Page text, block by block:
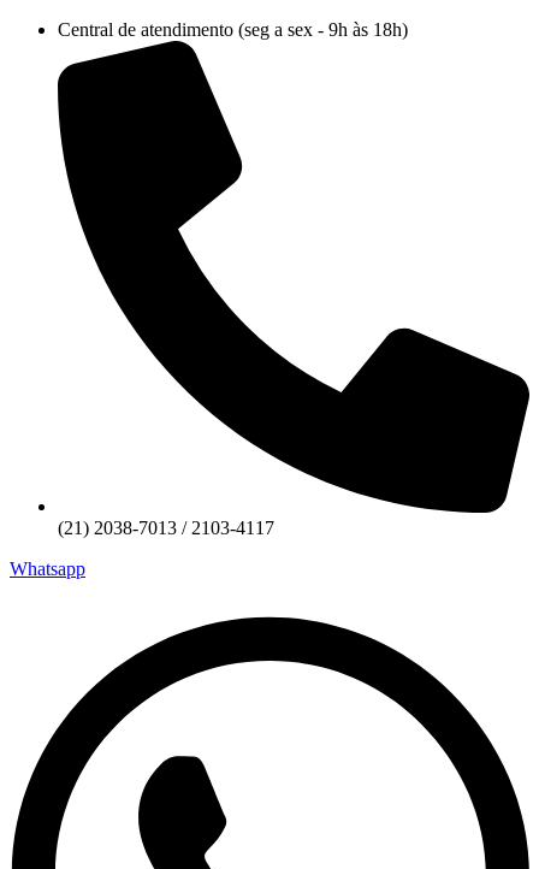
conteúdo
Central de atendimento (seg a sex - 9h às 18h)
(21) 2038-7013 / 2103-4117
Whatsapp